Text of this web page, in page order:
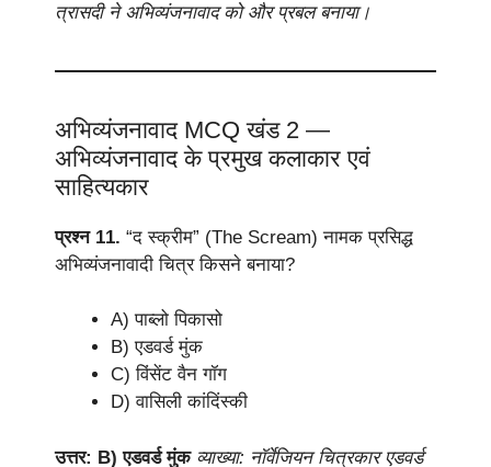
त्रासदी ने अभिव्यंजनावाद को और प्रबल बनाया।
अभिव्यंजनावाद MCQ खंड 2 —
अभिव्यंजनावाद के प्रमुख कलाकार एवं
साहित्यकार
प्रश्न 11. “द स्क्रीम” (The Scream) नामक प्रसिद्ध
अभिव्यंजनावादी चित्र किसने बनाया?
A) पाब्लो पिकासो
B) एडवर्ड मुंक
C) विंसेंट वैन गॉग
D) वासिली कांदिंस्की
उत्तर: B) एडवर्ड मुंक व्याख्या: नॉर्वेजियन चित्रकार एडवर्ड